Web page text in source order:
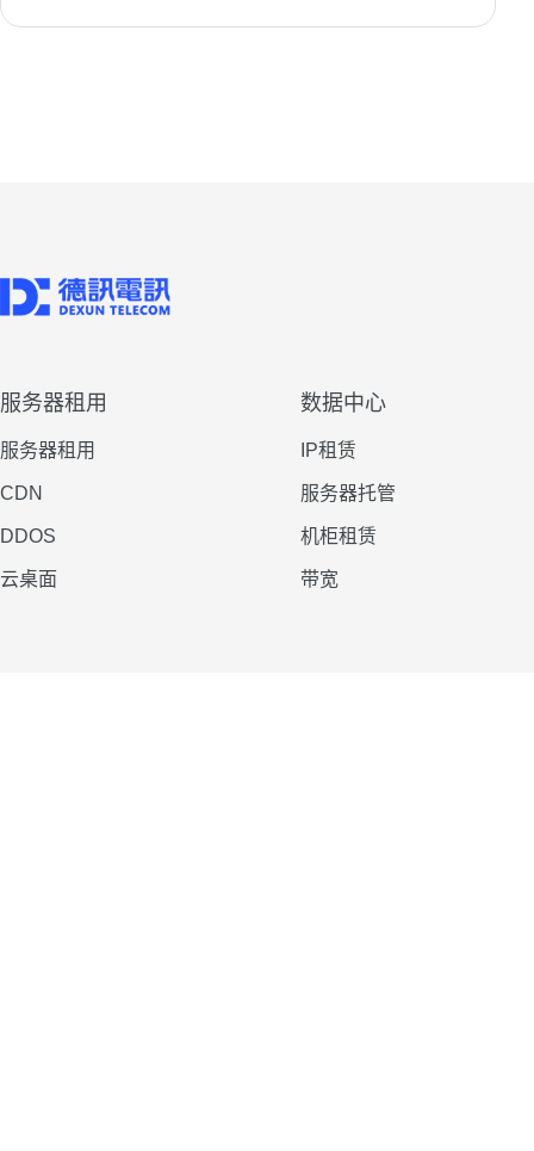
服务器租用
服务器租用
CDN
DDOS
云桌面
数据中心
IP租赁
服务器托管
机柜租赁
带宽